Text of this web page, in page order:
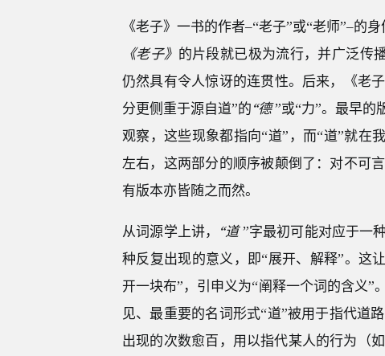
《老子》一书的作者–“老子”或“老师”–的
《老子》 的片段就已极为流行，并广泛传播
仍然具有令人惊讶的连贯性。后来，《老
分更侧重于源自道”的“德”或“力”。最早的
观察，这些现象都指向“道”，而“道”就在
左右，这两部分的顺序被颠倒了：对不可
有版本亦皆随之而然。
从词源学上讲， “道”字最初可能对应于一
种反复出现的意义，即“展开、解释”。这
开一块布”，引申义为“阐释一个词的含义”。
见、最重要的名词形式“道”被用于指代道
出现的次数愈百，用以指代某人的行为（